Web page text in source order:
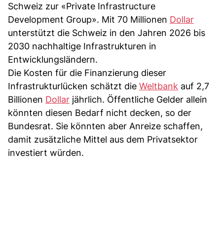
Schweiz zur «Private Infrastructure
Development Group». Mit 70 Millionen Dollar
unterstützt die Schweiz in den Jahren 2026 bis
2030 nachhaltige Infrastrukturen in
Entwicklungsländern.
Die Kosten für die Finanzierung dieser
Infrastrukturlücken schätzt die Weltbank auf 2,7
Billionen Dollar jährlich. Öffentliche Gelder allein
könnten diesen Bedarf nicht decken, so der
Bundesrat. Sie könnten aber Anreize schaffen,
damit zusätzliche Mittel aus dem Privatsektor
investiert würden.